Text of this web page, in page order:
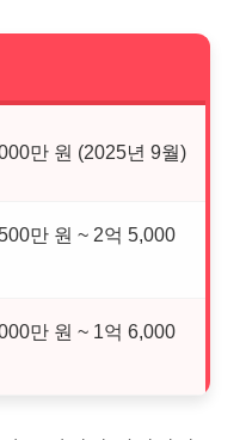
만 원 (2025년 9월)
만 원 ~ 2억 5,000
만 원 ~ 1억 6,000